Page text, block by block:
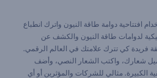
افتتاحية دوامة طاقة النيون واترك انطباع
لدوامات طاقة النيون والكشف عن
فريدة كي تترك علامتك في العالم الرقمي.
شعارك، واكتب الشعار النصي، وأضف
الكبيرة. مثالي للشركات والمؤثرين أو أي